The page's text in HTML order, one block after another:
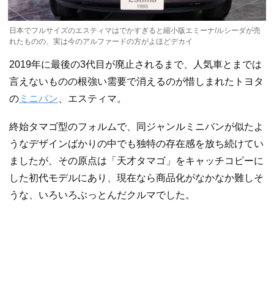
日本でフルサイズのエスティマはでかすぎると縮小版エミーナ/ルシーダが売
れたものの、実は今のアルファードの方がよほどデカイ
2019年に最後の3代目が廃止されるまで、人気車とまでは
言えないものの根強い需要で消えるのが惜しまれたトヨタ
の ミニバン 、エスティマ。
終始タマゴ型のフォルムで、同ジャンルミニバンが似たよ
うなデザインばかりの中でも独特の存在感を放ち続けてい
ましたが、その原点は「天才タマゴ」をキャッチコピーに
した初代モデルにあり、現在なら商品化がなかなか難しそ
うな、いろいろぶっとんだクルマでした。